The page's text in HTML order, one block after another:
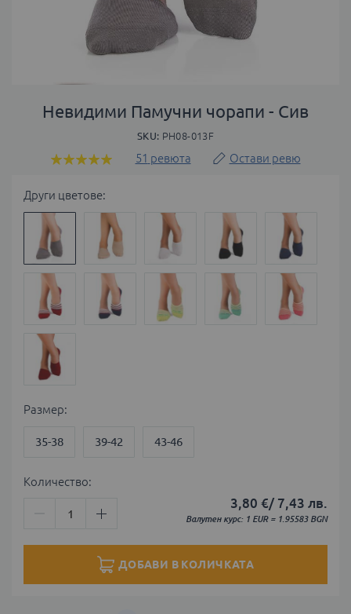
галерия
Невидими Памучни чорапи - Сив
SKU PH08-013F
Оценка:
51 ревюта Остави ревю
Други цветове:
Размер
35-38 39-42 43-46
3,80 €/ 7,43 лв.
Валутен курс: 1 EUR = 1.95583 BGN
Количество:
ДОБАВИ В КОЛИЧКАТА